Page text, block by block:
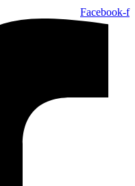
Facebook-f